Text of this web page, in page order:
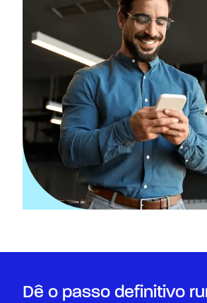
Dê o passo definitivo